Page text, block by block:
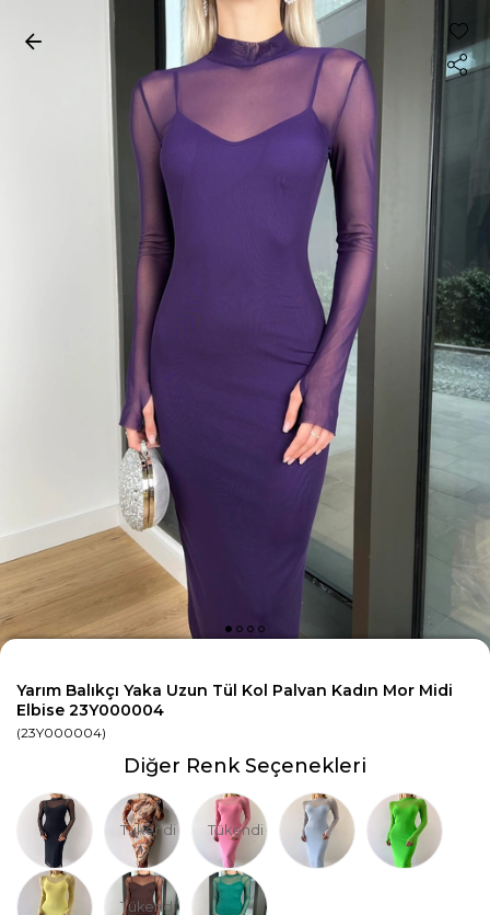
Yarım Balıkçı Yaka Uzun Tül Kol Palvan Kadın Mor Midi
Elbise 23Y000004
(23Y000004)
Diğer Renk Seçenekleri
Tükendi Tükendi
Tükendi